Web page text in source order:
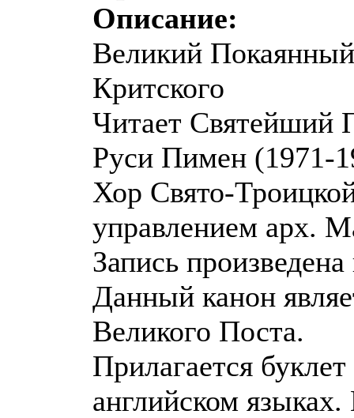
Описание:
Великий
Критского
Читает Святейший
Руси Пимен (1971-
Хор Свято-
управлением арх.
Запись
Данный канон
Великого Поста.
Прилагается
английском